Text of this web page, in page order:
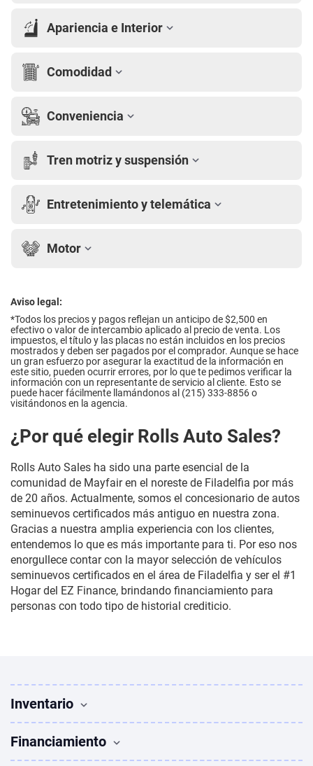
Apariencia e Interior
Comodidad
Conveniencia
Tren motriz y suspensión
Entretenimiento y telemática
Motor
Aviso legal:
*Todos los precios y pagos reflejan un anticipo de $2,500 en
efectivo o valor de intercambio aplicado al precio de venta. Los
impuestos, el título y las placas no están incluidos en los precios
mostrados y deben ser pagados por el comprador. Aunque se hace
un gran esfuerzo por asegurar la exactitud de la información en
este sitio, pueden ocurrir errores, por lo que te pedimos verificar la
información con un representante de servicio al cliente. Esto se
puede hacer fácilmente llamándonos al (215) 333-8856 o
visitándonos en la agencia.
¿Por qué elegir Rolls Auto Sales?
Rolls Auto Sales ha sido una parte esencial de la
comunidad de Mayfair en el noreste de Filadelfia por más
de 20 años. Actualmente, somos el concesionario de autos
seminuevos certificados más antiguo en nuestra zona.
Gracias a nuestra amplia experiencia con los clientes,
entendemos lo que es más importante para ti. Por eso nos
enorgullece contar con la mayor selección de vehículos
seminuevos certificados en el área de Filadelfia y ser el #1
Hogar del EZ Finance, brindando financiamiento para
personas con todo tipo de historial crediticio.
Inventario
Vehículos Usados
Financiamiento